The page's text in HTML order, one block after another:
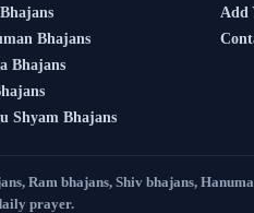
Bhajans
Bhajans
Shyam Bhajans
Add
Ram bhajans, Shiv bhajans,
prayer.